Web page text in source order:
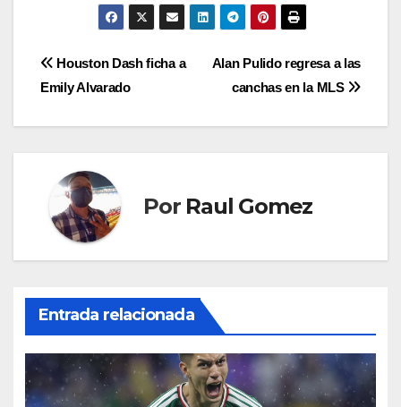
Navegación
de
Alan Pulido regresa a las
canchas en la MLS
Houston Dash ficha a
Emily Alvarado
Por Raul Gomez
Entrada relacionada